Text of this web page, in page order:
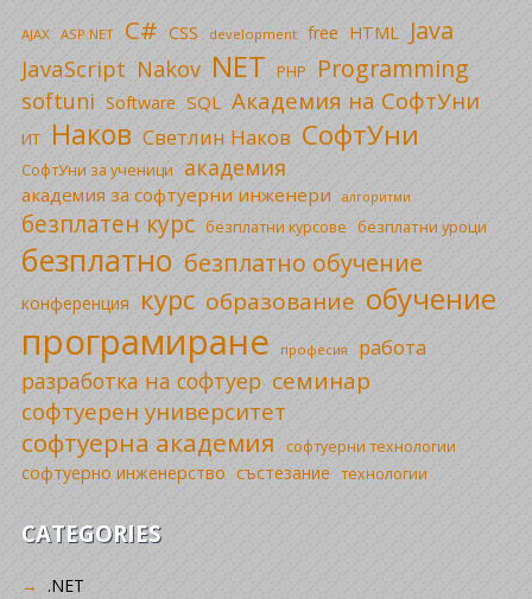
AJAX ASP.NET C# CSS development free HTML Java
JavaScript Nakov NET PHP Programming
softuni Software SQL Академия на СофтУни
ИТ Наков Светлин Наков СофтУни
СофтУни за ученици академия
академия за софтуерни инженери алгоритми
безплатен курс безплатни курсове безплатни уроци
безплатно безплатно обучение
конференция курс образование обучение
програмиране професия работа
разработка на софтуер семинар
софтуерен университет
софтуерна академия софтуерни технологии
софтуерно инженерство състезание технологии
CATEGORIES
.NET